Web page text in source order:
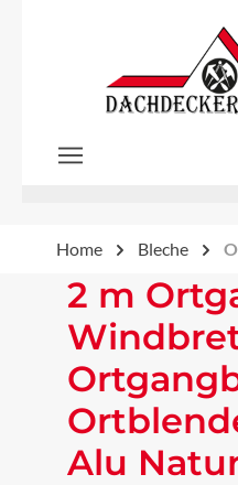
Zum Hauptinhalt springen
Home Bleche
2 m
Alu